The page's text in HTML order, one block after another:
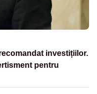
investițiilor.
pentru